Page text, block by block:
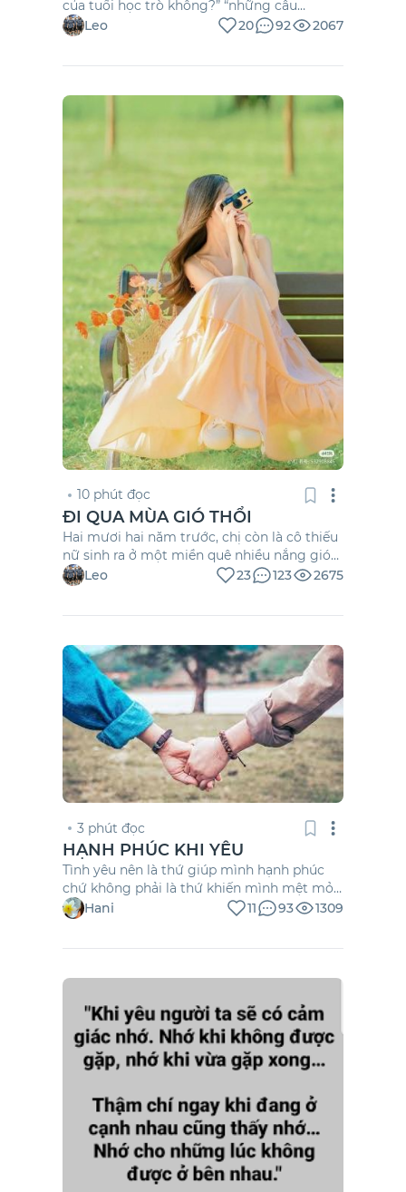
của tuổi học trò không?” “những câu
chuyện tình yêu lãng mạn có thật?” Với một
đứa con trai như tôi thì nếu hỏi tôi ở thời
được đâu.
Leo 20 92 2067
10 phút đọc
ĐI QUA MÙA GIÓ THỔI
Hai mươi hai năm trước, chị còn là cô thiếu
nữ sinh ra ở một miền quê nhiều nắng gió
và nghèo. 18 tuổi, theo nguyện vọng của
mẹ, chị ngậm ngùi gác lại giấc mơ kiến
cũng dựng giá đỡ, cũng vẽ vời như thật.
Leo 23 123 2675
3 phút đọc
HẠNH PHÚC KHI YÊU
Tình yêu nên là thứ giúp mình hạnh phúc
chứ không phải là thứ khiến mình mệt mỏi
“Có người hỏi mình, – Yêu đương là cả ngày
luôn nghĩ về nhau phải không? Mình lắc
Hani 11 93 1309